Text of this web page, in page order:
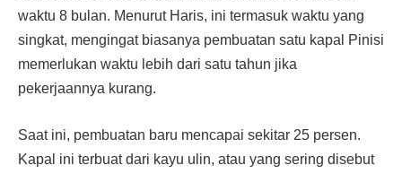
waktu 8 bulan. Menurut Haris, ini termasuk waktu yang
singkat, mengingat biasanya pembuatan satu kapal Pinisi
memerlukan waktu lebih dari satu tahun jika
pekerjaannya kurang.
Saat ini, pembuatan baru mencapai sekitar 25 persen.
Kapal ini terbuat dari kayu ulin, atau yang sering disebut